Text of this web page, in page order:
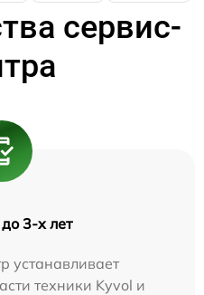
сервис-
3-х лет
устанавливает
техники Kyvol и